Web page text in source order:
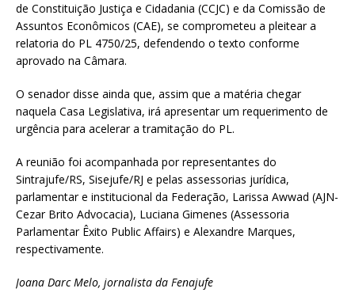
de Constituição Justiça e Cidadania (CCJC) e da Comissão de
Assuntos Econômicos (CAE), se comprometeu a pleitear a
relatoria do PL 4750/25, defendendo o texto conforme
aprovado na Câmara.
O senador disse ainda que, assim que a matéria chegar
naquela Casa Legislativa, irá apresentar um requerimento de
urgência para acelerar a tramitação do PL.
A reunião foi acompanhada por representantes do
Sintrajufe/RS, Sisejufe/RJ e pelas assessorias jurídica,
parlamentar e institucional da Federação, Larissa Awwad (AJN-
Cezar Brito Advocacia), Luciana Gimenes (Assessoria
Parlamentar Êxito Public Affairs) e Alexandre Marques,
respectivamente.
Joana Darc Melo, jornalista da Fenajufe